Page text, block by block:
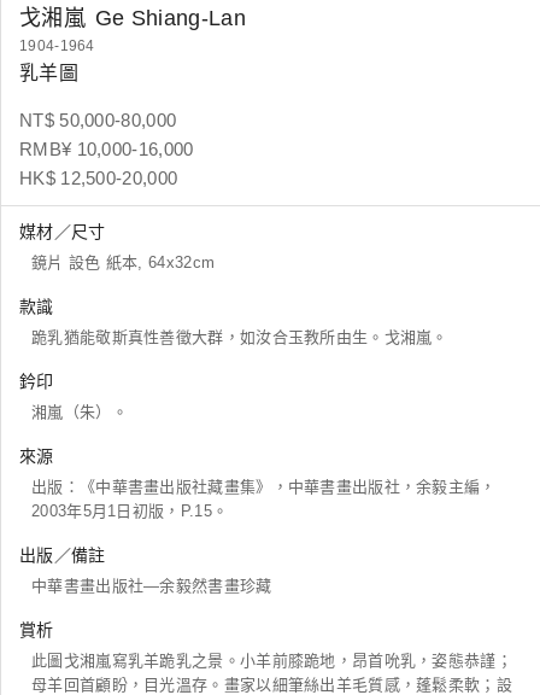
戈湘嵐 Ge Shiang-Lan
1904-1964
乳羊圖
NT$ 50,000-80,000
RMB¥ 10,000-16,000
HK$ 12,500-20,000
媒材／尺寸
鏡片 設色 紙本, 64x32cm
款識
跪乳猶能敬斯真性善徵大群，如汝合玉教所由生。戈湘嵐。
鈐印
湘嵐（朱）。
來源
出版：《中華書畫出版社藏畫集》，中華書畫出版社，余毅主編，
2003年5月1日初版，P.15。
出版／備註
中華書畫出版社―余毅然書畫珍藏
賞析
此圖戈湘嵐寫乳羊跪乳之景。小羊前膝跪地，昂首吮乳，姿態恭謹；
母羊回首顧盼，目光溫存。畫家以細筆絲出羊毛質感，蓬鬆柔軟；設